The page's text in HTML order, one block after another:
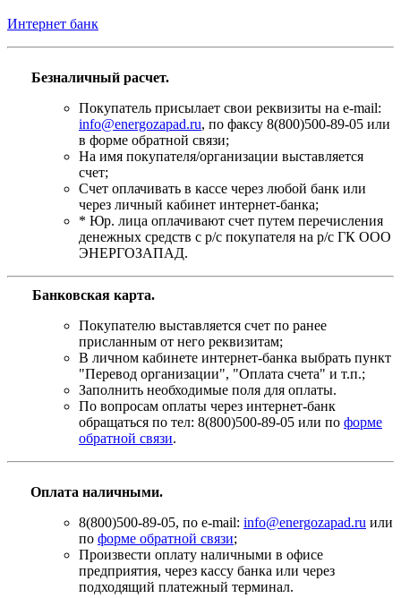
Интернет банк
Безналичный расчет.
Покупатель присылает свои реквизиты на e-mail:
info@energozapad.ru, по факсу 8(800)500-89-05 или
в форме обратной связи;
На имя покупателя/организации выставляется
счет;
Счет оплачивать в кассе через любой банк или
через личный кабинет интернет-банка;
* Юр. лица оплачивают счет путем перечисления
денежных средств с р/с покупателя на р/с ГК ООО
ЭНЕРГОЗАПАД.
Банковская карта.
Покупателю выставляется счет по ранее
присланным от него реквизитам;
В личном кабинете интернет-банка выбрать пункт
"Перевод организации", "Оплата счета" и т.п.;
Заполнить необходимые поля для оплаты.
По вопросам оплаты через интернет-банк
обращаться по тел: 8(800)500-89-05 или по форме
обратной связи.
Оплата наличными.
8(800)500-89-05, по e-mail: info@energozapad.ru или
по форме обратной связи;
Произвести оплату наличными в офисе
предприятия, через кассу банка или через
подходящий платежный терминал.